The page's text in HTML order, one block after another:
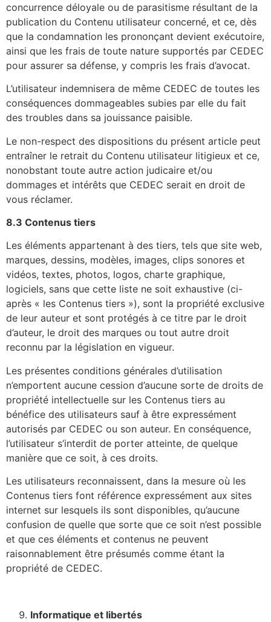
concurrence déloyale ou de parasitisme résultant de la
publication du Contenu utilisateur concerné, et ce, dès
que la condamnation les prononçant devient exécutoire,
ainsi que les frais de toute nature supportés par CEDEC
pour assurer sa défense, y compris les frais d’avocat.
L’utilisateur indemnisera de même CEDEC de toutes les
conséquences dommageables subies par elle du fait
des troubles dans sa jouissance paisible.
Le non-respect des dispositions du présent article peut
entraîner le retrait du Contenu utilisateur litigieux et ce,
nonobstant toute autre action judicaire et/ou
dommages et intérêts que CEDEC serait en droit de
vous réclamer.
8.3 Contenus tiers
Les éléments appartenant à des tiers, tels que site web,
marques, dessins, modèles, images, clips sonores et
vidéos, textes, photos, logos, charte graphique,
logiciels, sans que cette liste ne soit exhaustive (ci-
après « les Contenus tiers »), sont la propriété exclusive
de leur auteur et sont protégés à ce titre par le droit
d’auteur, le droit des marques ou tout autre droit
reconnu par la législation en vigueur.
Les présentes conditions générales d’utilisation
n’emportent aucune cession d’aucune sorte de droits de
propriété intellectuelle sur les Contenus tiers au
bénéfice des utilisateurs sauf à être expressément
autorisés par CEDEC ou son auteur. En conséquence,
l’utilisateur s’interdit de porter atteinte, de quelque
manière que ce soit, à ces droits.
Les utilisateurs reconnaissent, dans la mesure où les
Contenus tiers font référence expressément aux sites
internet sur lesquels ils sont disponibles, qu’aucune
confusion de quelle que sorte que ce soit n’est possible
et que ces éléments et contenus ne peuvent
raisonnablement être présumés comme étant la
propriété de CEDEC.
Informatique et libertés